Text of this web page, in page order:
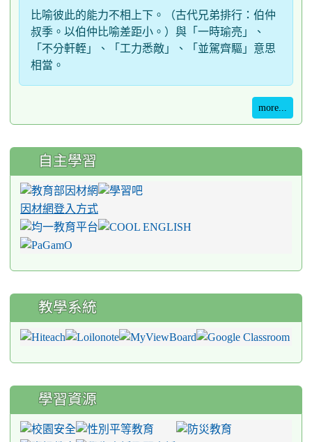
比喻彼此的能力不相上下。（古代兄弟排行：伯仲
叔季。以伯仲比喻差距小。）與「一時瑜亮」、
「不分軒輊」、「工力悉敵」、「並駕齊驅」意思
相當。
more...
自主學習
因材網登入方式
教學系統
學習資源